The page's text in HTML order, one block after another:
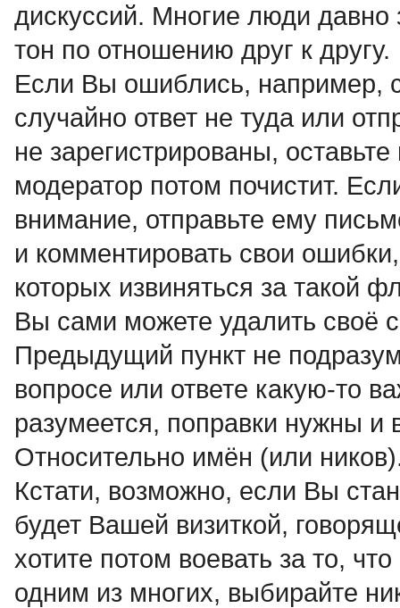
дискуссий. Многие люди давно
тон по отношению друг к другу.
Если Вы ошиблись, например,
случайно ответ не туда или
не зарегистрированы,
модератор потом почистит.
внимание, отправьте ему
и комментировать свои
которых извиняться за такой
Вы сами можете удалить своё
Предыдущий пункт не
вопросе или ответе какую-то
разумеется, поправки нужны и
Относительно имён (или
Кстати, возможно, если Вы
будет Вашей визиткой,
хотите потом воевать за то,
одним из многих, выбирайте